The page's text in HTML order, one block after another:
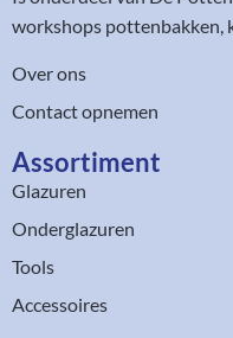
workshops pottenbakken,
Over ons
Contact opnemen
Assortiment​
Glazuren
Onderglazuren
Tools
Accessoires